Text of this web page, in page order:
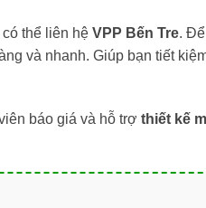
thể liên hệ VPP Bến Tre. Để
và nhanh. Giúp bạn tiết
báo giá và hỗ trợ thiết kế